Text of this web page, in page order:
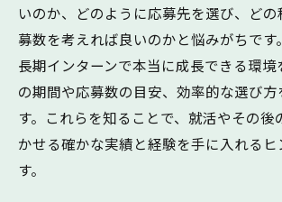
いのか、どのように応募先を選び、ど
募数を考えれば良いのかと悩みがちです
長期インターンで本当に成長できる環境
の期間や応募数の目安、効率的な選び方
す。これらを知ることで、就活やその後
かせる確かな実績と経験を手に入れるヒ
す。